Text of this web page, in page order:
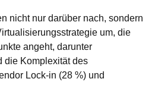
nicht nur darüber nach, sondern
um, die
angeht, darunter
die Komplexität des
Lock-in (28 %) und